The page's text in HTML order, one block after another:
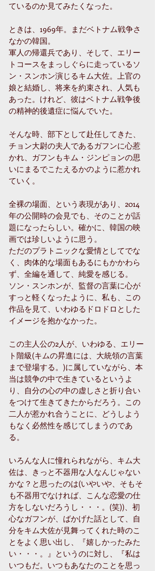
ているのか見てみたくなった。
ときは、1969年。まだベトナム戦争さ
なかの韓国。
軍人の帰還兵であり、そして、エリー
トコースをまっしぐらに走っているソ
ン・スンホン演じるキム大佐。上官の
娘と結婚し、将来を約束され、人気も
あった。けれど、彼はベトナム戦争後
の精神的後遺症に悩んでいた。
そんな時、部下として赴任してきた、
チョン大尉の夫人であるガフンに心惹
かれ、ガフンもキム・ジンピョンの思
いにまるでこたえるかのように惹かれ
ていく。
全裸の場面、という表現があり、2014
年の公開時の会見でも、そのことが話
題になったらしい。確かに、韓国の映
画では珍しいように思う。
ただのプラトニックな愛情としてでな
く、肉体的な場面もあるにもかかわら
ず、全編を通して、純愛を感じる。
ソン・スンホンが、監督の言葉に心が
すっと軽くなったように、私も、この
作品を見て、いわゆるドロドロとした
イメージを抱かなかった。
この主人公の2人が、いわゆる、エリー
ト階級(キムの昇進には、大統領の言葉
まで登場する。)に属していながら、本
当は競争の中で生きているというよ
り、自分の心の中の虚しさと折り合い
をつけて生きてきたからだろう。この
二人が惹かれ合うことに、どうしよう
もなく必然性を感じてしまうのであ
る。
いろんな人に憧れられながら、キム大
佐は、きっと不器用な人なんじゃない
かな？と思ったのは(いやいや、そもそ
も不器用でなければ、こんな恋愛の仕
方をしないだろうし・・・。(笑))、初
心なガフンが、ばかげた話として、自
分をキム大佐が見舞ってくれた時のこ
とをよく思い出し、『嬉しかったみた
い・・・。』というのに対し、『私は
いつもだ。いつもあなたのことを思っ